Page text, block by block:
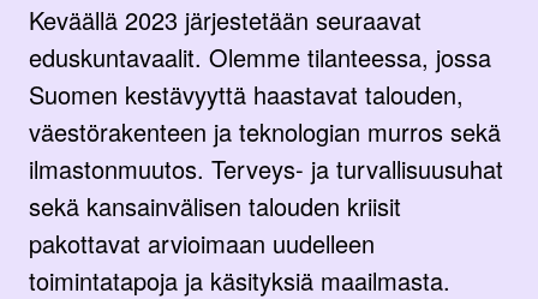
Keväällä 2023 järjestetään seuraavat
eduskuntavaalit. Olemme tilanteessa, jossa
Suomen kestävyyttä haastavat talouden,
väestörakenteen ja teknologian murros sekä
ilmastonmuutos. Terveys- ja turvallisuusuhat
sekä kansainvälisen talouden kriisit
pakottavat arvioimaan uudelleen
toimintatapoja ja käsityksiä maailmasta.